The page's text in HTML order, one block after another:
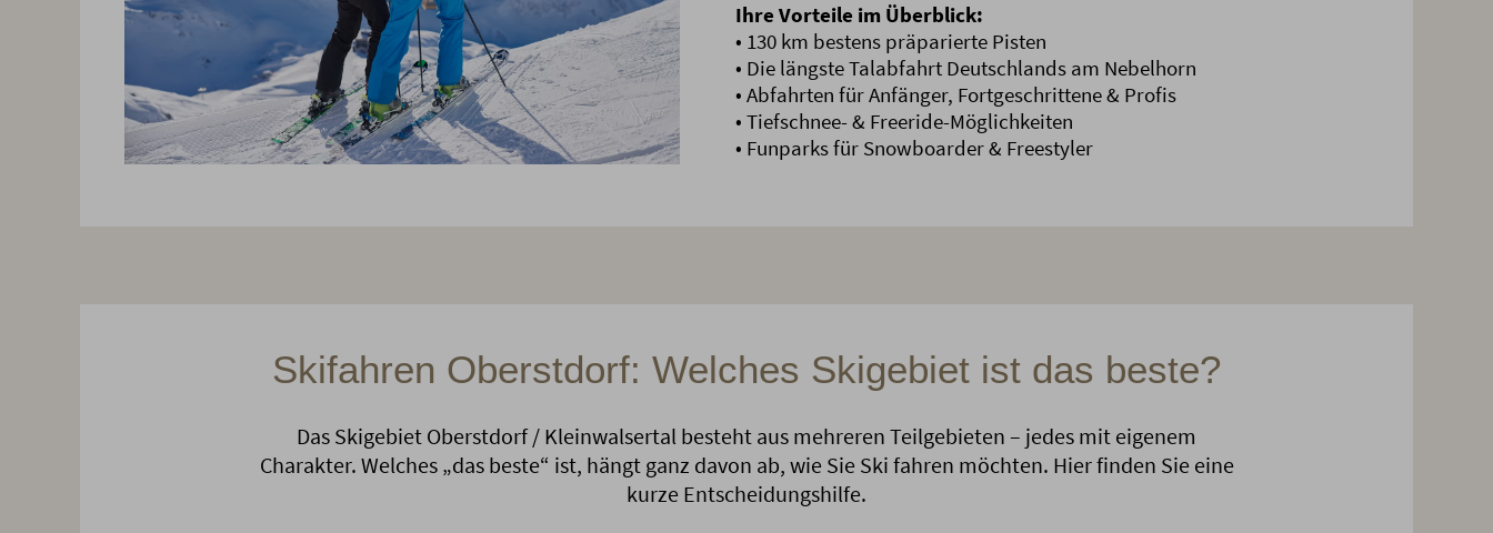
Ihre Vorteile im Überblick:
• 130 km bestens präparierte Pisten
• Die längste Talabfahrt Deutschlands am Nebelhorn
• Abfahrten für Anfänger, Fortgeschrittene & Profis
• Tiefschnee- & Freeride-Möglichkeiten
• Funparks für Snowboarder & Freestyler
Skifahren Oberstdorf: Welches Skigebiet ist das beste?
Das Skigebiet Oberstdorf / Kleinwalsertal besteht aus mehreren Teilgebieten – jedes mit eigenem
Charakter. Welches „das beste“ ist, hängt ganz davon ab, wie Sie Ski fahren möchten. Hier finden Sie eine
kurze Entscheidungshilfe.